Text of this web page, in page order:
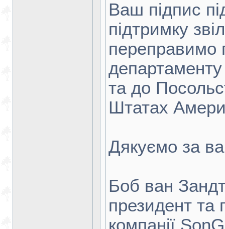
Ваш підпис
підтримку
переправимо
та до
Штатах
Дякуємо за
Боб ван
президент та
компанії